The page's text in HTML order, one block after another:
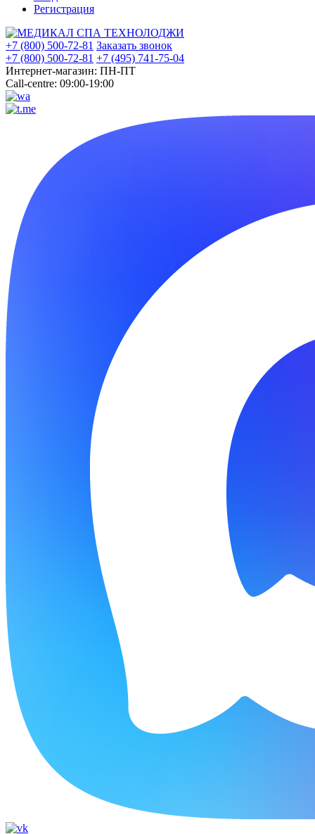
Регистрация
+7 (800) 500-72-81 Заказать звонок
+7 (800) 500-72-81 +7 (495) 741-75-04
Интернет-магазин: ПН-ПТ
Call-centre: 09:00-19:00